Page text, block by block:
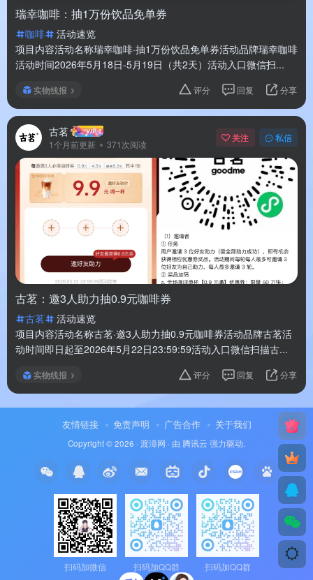
瑞幸咖啡：抽1万份饮品免单券
咖啡
活动速览
项目内容活动名称瑞幸咖啡·抽1万份饮品免单券活动品牌瑞幸咖啡
活动时间2026年5月18日-5月19日（共2天）活动入口微信扫...
实物线报 评分 回复 分享
古茗
1个月前更新 371次阅读
关注 私信
古茗：邀3人助力抽0.9元咖啡券
古茗
活动速览
项目内容活动名称古茗·邀3人助力抽0.9元咖啡券活动品牌古茗活
动时间即日起至2026年5月22日23:59:59活动入口微信扫描古...
实物线报 评分 回复 分享
友情链接 免责声明 广告合作 关于我们
Copyright © 2026 · 渡漳网 · 由 腾讯云 强力驱动.
扫码加微信 扫码加QQ群 扫码加QQ群